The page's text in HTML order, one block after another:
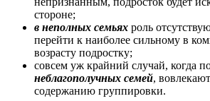
стороне;
в неполных семьях роль
перейти к наиболее сильному в
возрасту подростку;
совсем уж крайний случай, когда
неблагополучных семей,
содержанию группировки.